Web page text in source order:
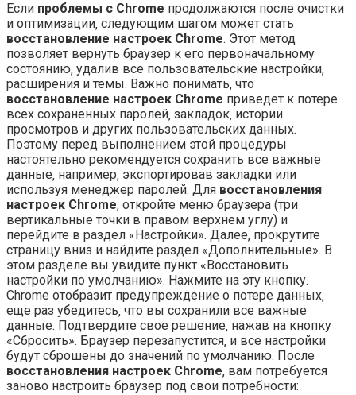
Если проблемы с Chrome продолжаются после очистки
и оптимизации‚ следующим шагом может стать
восстановление настроек Chrome. Этот метод
позволяет вернуть браузер к его первоначальному
состоянию‚ удалив все пользовательские настройки‚
расширения и темы. Важно понимать‚ что
восстановление настроек Chrome приведет к потере
всех сохраненных паролей‚ закладок‚ истории
просмотров и других пользовательских данных.
Поэтому перед выполнением этой процедуры
настоятельно рекомендуется сохранить все важные
данные‚ например‚ экспортировав закладки или
используя менеджер паролей. Для восстановления
настроек Chrome‚ откройте меню браузера (три
вертикальные точки в правом верхнем углу) и
перейдите в раздел «Настройки». Далее‚ прокрутите
страницу вниз и найдите раздел «Дополнительные». В
этом разделе вы увидите пункт «Восстановить
настройки по умолчанию». Нажмите на эту кнопку.
Chrome отобразит предупреждение о потере данных‚
еще раз убедитесь‚ что вы сохранили все важные
данные. Подтвердите свое решение‚ нажав на кнопку
«Сбросить». Браузер перезапустится‚ и все настройки
будут сброшены до значений по умолчанию. После
восстановления настроек Chrome‚ вам потребуется
заново настроить браузер под свои потребности: